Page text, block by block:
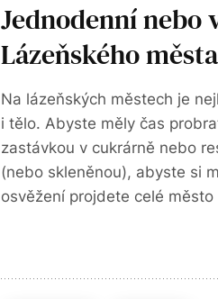
Jednodenní nebo
Lázeňského města
Na lázeňských městech je
i tělo. Abyste měly čas
zastávkou v cukrárně nebo
(nebo skleněnou), abyste si
osvěžení projdete celé město